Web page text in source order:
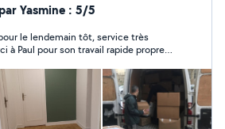
état, rénovation complète
électricité, sols, menuiserie,
pour vos déménagements,
aide au
et sérieux,
prestations couvertes par une
votre tranquillité. Devis clair et
Yasmine : 5/5
le lendemain tôt, service très
à Paul pour son travail rapide propre